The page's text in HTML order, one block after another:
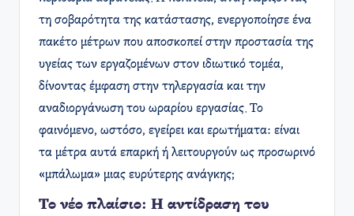
τη σοβαρότητα της κατάστασης, ενεργοποίησε ένα
πακέτο μέτρων που αποσκοπεί στην προστασία της
υγείας των εργαζομένων στον ιδιωτικό τομέα,
δίνοντας έμφαση στην τηλεργασία και την
αναδιοργάνωση του ωραρίου εργασίας. Το
φαινόμενο, ωστόσο, εγείρει και ερωτήματα: είναι
τα μέτρα αυτά επαρκή ή λειτουργούν ως προσωρινό
«μπάλωμα» μιας ευρύτερης ανάγκης;
Το νέο πλαίσιο: Η αντίδραση του